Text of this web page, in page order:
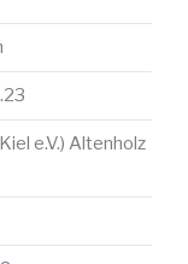
e.V.) Altenholz